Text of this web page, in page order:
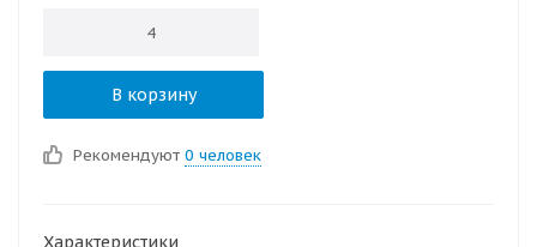
В корзину
Рекомендуют 0 человек
Характеристики